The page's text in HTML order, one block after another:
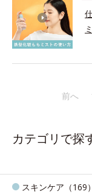
前へ
カテゴリで探
スキンケア（169）